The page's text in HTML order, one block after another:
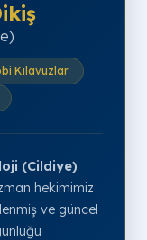
Kılavuzlar
(Cildiye)
hekimimiz
ve güncel